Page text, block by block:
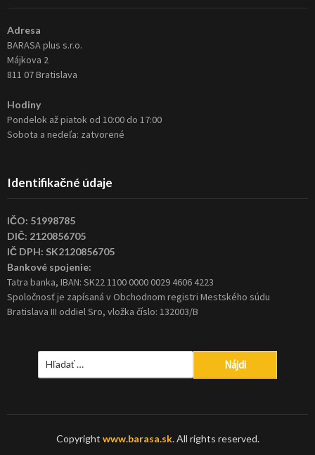
Adresa
BARASA plus s.r.o.
Májkova 2
811 07 Bratislava
Hodiny
Pondelok až piatok od 10:00 do 17:00
Sobota a nedeľa: zatvorené
Identifikačné údaje
IČO: 51998785
DIČ: 2120856705
IČ DPH: SK2120856705
Bankové spojenie:
Tatra banka, IBAN: SK22 1100 0000 0029 4606 4223
Spoločnosť je zapísaná v Obchodnom registri Mestského súdu
Bratislava III oddiel Sro, vložka číslo: 132003/B
Copyright www.barasa.sk. All rights reserved.